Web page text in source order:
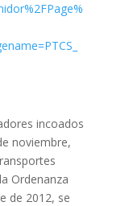
incoados
noviembre,
Ordenanza
de 2012, se